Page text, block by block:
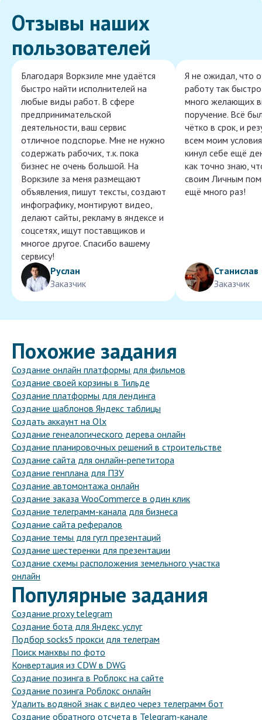
Отзывы наших
пользователей
Благодаря Воркзиле мне удаётся
быстро найти исполнителей на
любые виды работ. В сфере
предпринимательской
деятельности, ваш сервис
отличное подспорье. Мне не нужно
содержать рабочих, т.к. пока
бизнес не очень большой. На
Воркзиле за меня размещают
объявления, пишут тексты, создают
инфографику, монтируют видео,
делают сайты, рекламу в яндексе и
соцсетях, ищут поставщиков и
многое другое. Спасибо вашему
сервису!
Руслан
Заказчик
Я не ожидал, что
работу так
много желающих
поручение. Всё
чётко в срок, и
всем моим
кинул себе ещё
как точно знаю,
своим Личным
ещё много раз!
Станислав
Заказчик
Похожие задания
Создание онлайн платформы для фильмов
Создание своей корзины в Тильде
Создание платформы для лендинга
Создание шаблонов Яндекс таблицы
Создать аккаунт на Olx
Создание генеалогического дерева онлайн
Создание планировочных решений в строительстве
Создание сайта для онлайн-репетитора
Создание генплана для ПЗУ
Создание автомонтажа онлайн
Создание заказа WooCommerce в один клик
Создание телеграмм-канала для бизнеса
Создание сайта рефералов
Создание темы для гугл презентаций
Создание шестеренки для презентации
Создание схемы расположения земельного участка
онлайн
Популярные задания
Создание proxy telegram
Создание бота для Яндекс услуг
Подбор socks5 прокси для телеграм
Поиск манхвы по фото
Конвертация из CDW в DWG
Создание позинга в Роблокс на сайте
Создание позинга Роблокс онлайн
Удалить водяной знак с видео через телеграмм бот
Создание обратного отсчета в Telegram-канале